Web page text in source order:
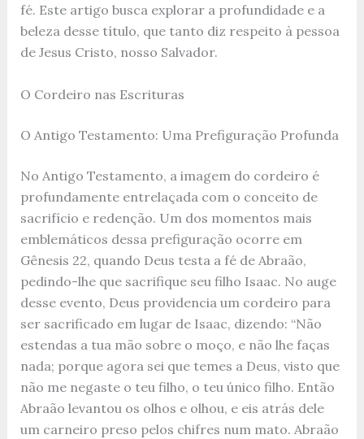
fé. Este artigo busca explorar a profundidade e a
beleza desse título, que tanto diz respeito à pessoa
de Jesus Cristo, nosso Salvador.
O Cordeiro nas Escrituras
O Antigo Testamento: Uma Prefiguração Profunda
No Antigo Testamento, a imagem do cordeiro é
profundamente entrelaçada com o conceito de
sacrifício e redenção. Um dos momentos mais
emblemáticos dessa prefiguração ocorre em
Gênesis 22, quando Deus testa a fé de Abraão,
pedindo-lhe que sacrifique seu filho Isaac. No auge
desse evento, Deus providencia um cordeiro para
ser sacrificado em lugar de Isaac, dizendo: “Não
estendas a tua mão sobre o moço, e não lhe faças
nada; porque agora sei que temes a Deus, visto que
não me negaste o teu filho, o teu único filho. Então
Abraão levantou os olhos e olhou, e eis atrás dele
um carneiro preso pelos chifres num mato. Abraão